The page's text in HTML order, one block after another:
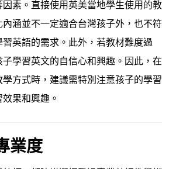
素。直接使用英美當地學生使用的教
涵並不一定適合台灣孩子外，也不符
英語的需求。此外，若教材難度過
學習英文的自信心和興趣。因此，在
方式時，建議需特別注意孩子的學習
果和興趣。
業度